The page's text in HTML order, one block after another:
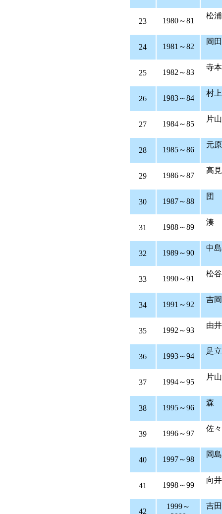
23 1980～81
松
24 1981～82
岡
25 1982～83
寺
26 1983～84
村
27 1984～85
片
28 1985～86
元
29 1986～87
高
30 1987～88
31 1988～89
32 1989～90
中
33 1990～91
松
34 1991～92
35 1992～93
由
36 1993～94
37 1994～95
片
38 1995～96
39 1996～97
佐
40 1997～98
岡
41 1998～99
向
42
1999～
吉